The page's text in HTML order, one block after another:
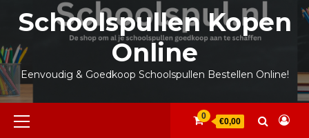
inhoud
Schoolspullen Kopen
Online
Eenvoudig & Goedkoop Schoolspullen Bestellen Online!
Primair
menu
0
€0,00